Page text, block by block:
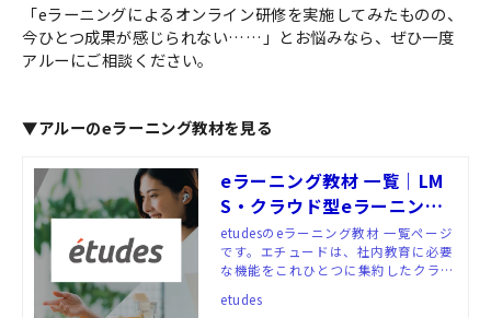
「eラーニングによるオンライン研修を実施してみたものの、
今ひとつ成果が感じられない……」とお悩みなら、ぜひ一度
アルーにご相談ください。
▼アルーのeラーニング教材を見る
eラーニング教材 一覧｜LM
S・クラウド型eラーニング
システム「etudes（エチュ
ード）」
etudesのeラーニング教材 一覧ページ
です。エチュードは、社内教育に必要
な機能をこれひとつに集約したクラウ
受講者にも管理者にも使いやすいUI/U
etudes